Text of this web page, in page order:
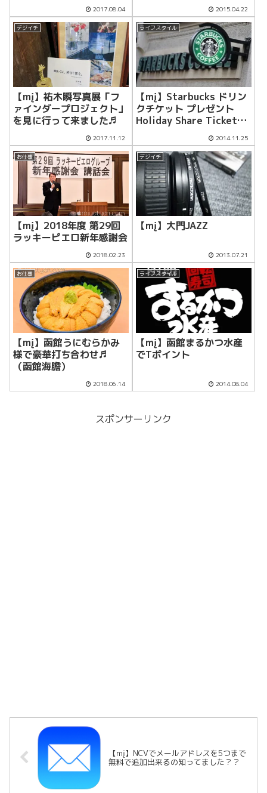
ージョン】＆４K動画2017.08.04 2015.04.22
デジイチ
【mį】祐木瞬写真展「フ
ァインダープロジェクト」
を見に行って来ました♬
2017.11.12
ライフスタイル
【mį】Starbucks ドリン
クチケット プレゼント
Holiday Share Ticket
2014.11.25
お仕事
【mį】2018年度 第29回
ラッキーピエロ新年感謝会
2018.02.23
デジイチ
【mį】大門JAZZ
2013.07.21
お仕事
【mį】函館うにむらかみ
様で豪華打ち合わせ♬
（函館海膽）
2018.06.14
ライフスタイル
【mį】函館まるかつ水産
でTポイント
2014.08.04
スポンサーリンク
【mį】NCVでメールアドレスを5つまで
無料で追加出来るの知ってました？？